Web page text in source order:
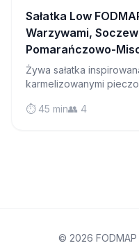
Sałatka Low
Warzywami,
Pomarańczowo-
Żywa sałatka
karmelizowanymi
który będzie Cię kusić
⏱️ 45 min👥 4
© 2026